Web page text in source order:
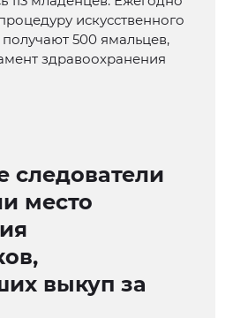
искусственного
500 ямальцев,
здравоохранения
следователи
место
выкуп за